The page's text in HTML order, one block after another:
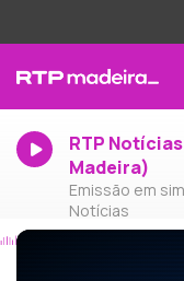
RTP
Madeira)
Emissão em
Notícias